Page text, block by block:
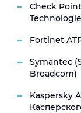
Check
Fortinet
Symantec
Broadcom)
Kaspersky